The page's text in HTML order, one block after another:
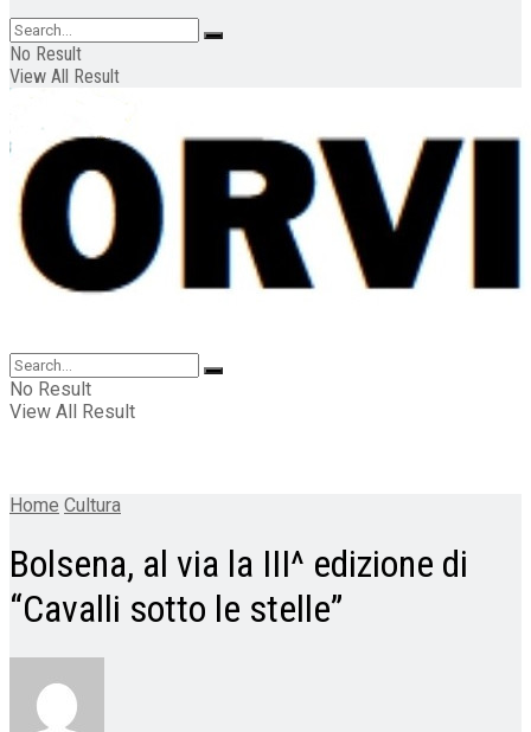
No Result
View All Result
No Result
View All Result
Home Cultura
Bolsena, al via la III^ edizione di
“Cavalli sotto le stelle”